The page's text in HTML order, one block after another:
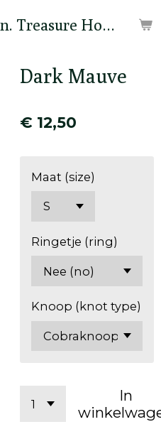
Coopers Inn. Treasure Hounds
Dark Mauve
€ 12,50
Maat (size)
Ringetje (ring)
Knoop (knot type)
In